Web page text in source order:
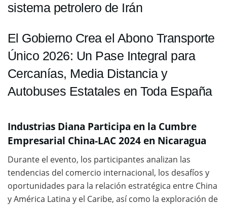
sistema petrolero de Irán
El Gobierno Crea el Abono Transporte
Único 2026: Un Pase Integral para
Cercanías, Media Distancia y
Autobuses Estatales en Toda España
Industrias Diana Participa en la Cumbre
Empresarial China-LAC 2024 en Nicaragua
Durante el evento, los participantes analizan las
tendencias del comercio internacional, los desafíos y
oportunidades para la relación estratégica entre China
y América Latina y el Caribe, así como la exploración de